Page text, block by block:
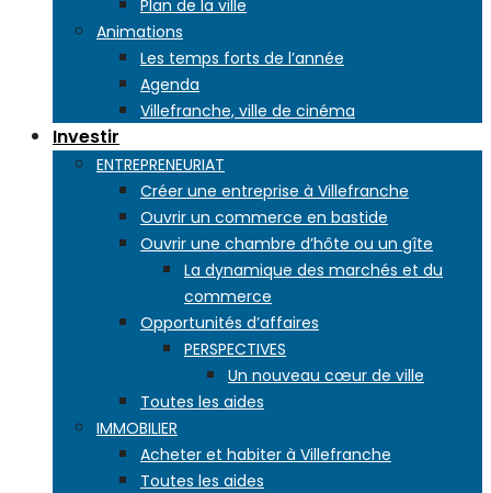
Plan de la ville
Animations
Les temps forts de l’année
Agenda
Villefranche, ville de cinéma
Investir
ENTREPRENEURIAT
Créer une entreprise à Villefranche
Ouvrir un commerce en bastide
Ouvrir une chambre d’hôte ou un gîte
La dynamique des marchés et du
commerce
Opportunités d’affaires
PERSPECTIVES
Un nouveau cœur de ville
Toutes les aides
IMMOBILIER
Acheter et habiter à Villefranche
Toutes les aides